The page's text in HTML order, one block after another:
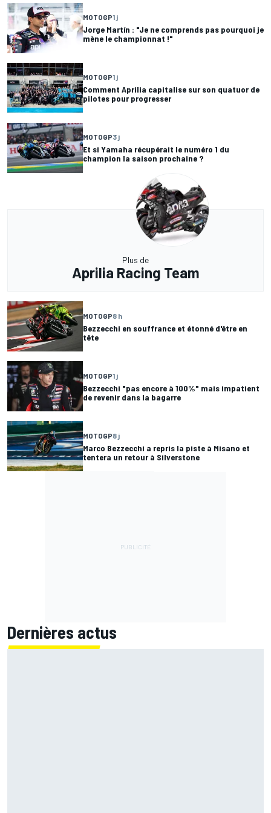
MOTOGP1 j
Jorge Martín : "Je ne comprends pas pourquoi je
mène le championnat !"
MOTOGP1 j
Comment Aprilia capitalise sur son quatuor de
pilotes pour progresser
MOTOGP3 j
Et si Yamaha récupérait le numéro 1 du
champion la saison prochaine ?
Plus de
Aprilia Racing Team
MOTOGP8 h
Bezzecchi en souffrance et étonné d'être en
tête
MOTOGP1 j
Bezzecchi "pas encore à 100%" mais impatient
de revenir dans la bagarre
MOTOGP8 j
Marco Bezzecchi a repris la piste à Misano et
tentera un retour à Silverstone
Dernières actus